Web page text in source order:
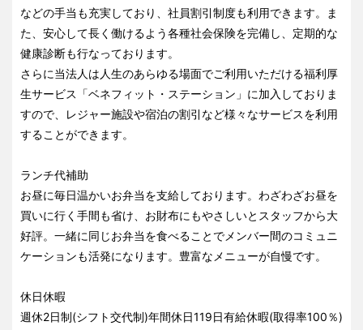
などの手当も充実しており、社員割引制度も利用できます。ま
た、安心して長く働けるよう各種社会保険を完備し、定期的な
健康診断も行なっております。
さらに当法人は人生のあらゆる場面でご利用いただける福利厚
生サービス「ベネフィット・ステーション」に加入しておりま
すので、レジャー施設や宿泊の割引など様々なサービスを利用
することができます。
ランチ代補助
お昼に毎日温かいお弁当を支給しております。わざわざお昼を
買いに行く手間も省け、お財布にもやさしいとスタッフから大
好評。一緒に同じお弁当を食べることでメンバー間のコミュニ
ケーションも活発になります。豊富なメニューが自慢です。
休日休暇
週休2日制(シフト交代制)年間休日119日有給休暇(取得率100％)